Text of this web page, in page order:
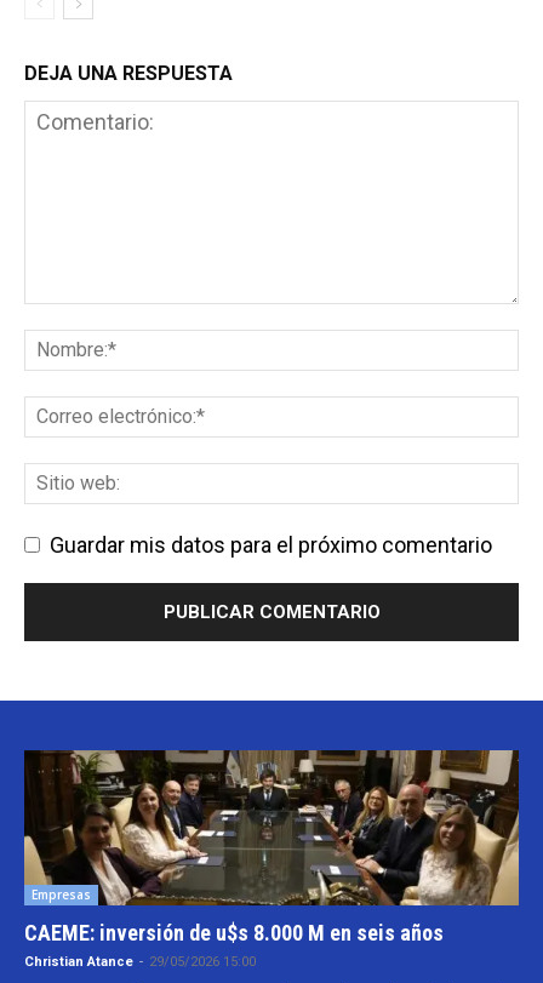
DEJA UNA RESPUESTA
Guardar mis datos para el próximo comentario
Empresas
CAEME: inversión de u$s 8.000 M en seis años
Christian Atance - 29/05/2026 15:00